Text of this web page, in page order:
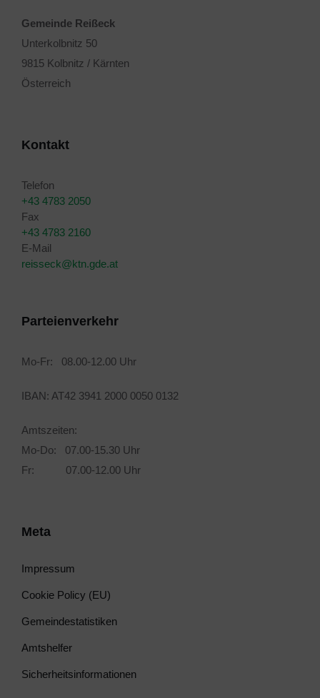
Gemeinde Reißeck
Unterkolbnitz 50
9815 Kolbnitz / Kärnten
Österreich
Kontakt
Telefon
+43 4783 2050
Fax
+43 4783 2160
E-Mail
reisseck@ktn.gde.at
Parteienverkehr
Mo-Fr: 08.00-12.00 Uhr
IBAN: AT42 3941 2000 0050 0132
Amtszeiten:
Mo-Do: 07.00-15.30 Uhr
Fr: 07.00-12.00 Uhr
Meta
Impressum
Cookie Policy (EU)
Gemeindestatistiken
Amtshelfer
Sicherheitsinformationen